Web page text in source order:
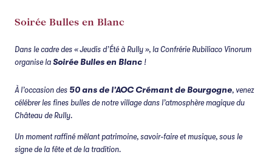
Soirée Bulles en Blanc
Dans le cadre des « Jeudis d’Été à Rully », la Confrérie Rubiliaco Vinorum
organise laSoirée Bulles en Blanc !
À l’occasion des 50 ans de l’AOC Crémant de Bourgogne, venez
célébrer les fines bulles de notre village dans l’atmosphère magique du
Château de Rully.
Un moment raffiné mêlant patrimoine, savoir-faire et musique, sous le
signe de la fête et de la tradition.